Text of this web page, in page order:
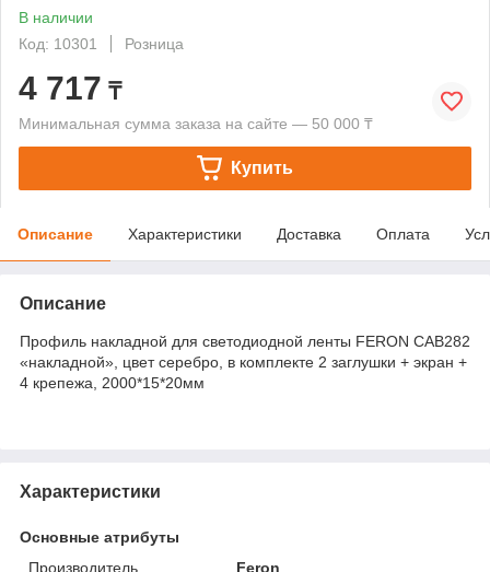
В наличии
Код: 10301
Розница
4 717 ₸
Минимальная сумма заказа на сайте — 50 000 ₸
Купить
Описание Характеристики Доставка Оплата
Описание
Профиль накладной для светодиодной ленты FERON CAB282
«накладной», цвет серебро, в комплекте 2 заглушки + экран +
4 крепежа, 2000*15*20мм
Характеристики
Основные атрибуты
Производитель
Feron